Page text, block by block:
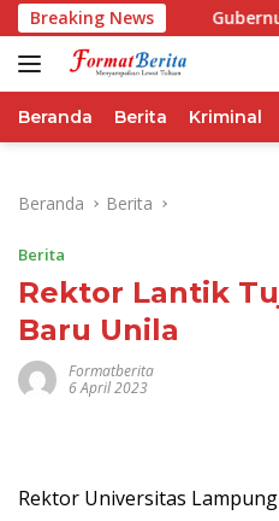
Langsung
ke
konten
Breaking News
IHSG Gubernur Mirza
Beranda Berita Kriminal
Beranda Berita
Berita
Rektor Lantik
Baru Unila
Formatberita
6 April 2023
Rektor Universitas